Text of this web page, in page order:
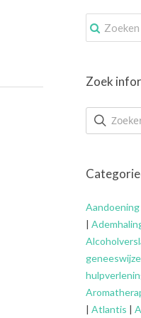
Zoek
naar:
Zoek
Aandoening
|
geneeswijze
| Atlantis |